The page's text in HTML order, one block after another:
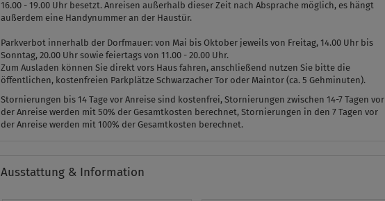
16.00 - 19.00 Uhr besetzt. Anreisen außerhalb dieser Zeit nach Absprache möglich, es hängt
außerdem eine Handynummer an der Haustür.
Parkverbot innerhalb der Dorfmauer: von Mai bis Oktober jeweils von Freitag, 14.00 Uhr bis
Sonntag, 20.00 Uhr sowie feiertags von 11.00 - 20.00 Uhr.
Zum Ausladen können Sie direkt vors Haus fahren, anschließend nutzen Sie bitte die
öffentlichen, kostenfreien Parkplätze Schwarzacher Tor oder Maintor (ca. 5 Gehminuten).
Stornierungen bis 14 Tage vor Anreise sind kostenfrei, Stornierungen zwischen 14-7 Tagen vor
der Anreise werden mit 50% der Gesamtkosten berechnet, Stornierungen in den 7 Tagen vor
der Anreise werden mit 100% der Gesamtkosten berechnet.
Ausstattung & Information